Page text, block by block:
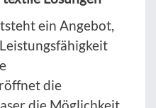
ein Angebot,
die